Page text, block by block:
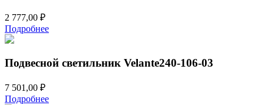
2 777,00 ₽
Подробнее
Подвесной светильник Velante240-106-03
7 501,00 ₽
Подробнее